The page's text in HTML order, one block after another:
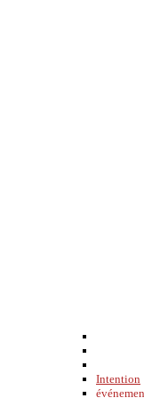
Intention